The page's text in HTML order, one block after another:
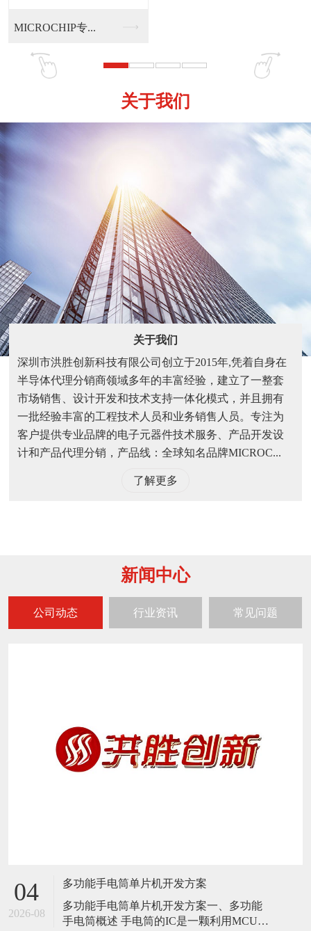
专...
关于我们
关于我们
深圳市洪胜创新科技有限公司创立于2015年,凭着自身在
半导体代理分销商领域多年的丰富经验，建立了一整套
市场销售、设计开发和技术支持一体化模式，并且拥有
一批经验丰富的工程技术人员和业务销售人员。专注为
客户提供专业品牌的电子元器件技术服务、产品开发设
计和产品代理分销，产品线：全球知名品牌MICROC...
了解更多
新闻中心
公司动态 行业资讯 常见问题
04
2026-08
多功能手电筒单片机开发方案
多功能手电筒单片机开发方案一、多功能
手电筒概述 手电筒的IC是一颗利用MCU设